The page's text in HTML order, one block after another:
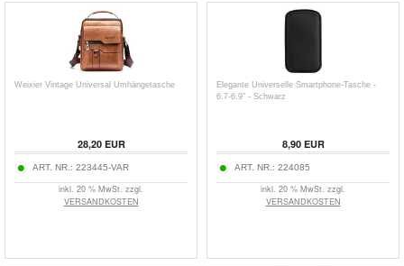
Weixier Vintage Universal Umhängetasche
28,20EUR
ART. NR.: 223445-VAR
inkl. 20 % MwSt. zzgl.
VERSANDKOSTEN
Elegante Universelle Smartphone-Tasche -
6.7-6.9" - Schwarz
8,90EUR
ART. NR.: 224085
inkl. 20 % MwSt. zzgl.
VERSANDKOSTEN